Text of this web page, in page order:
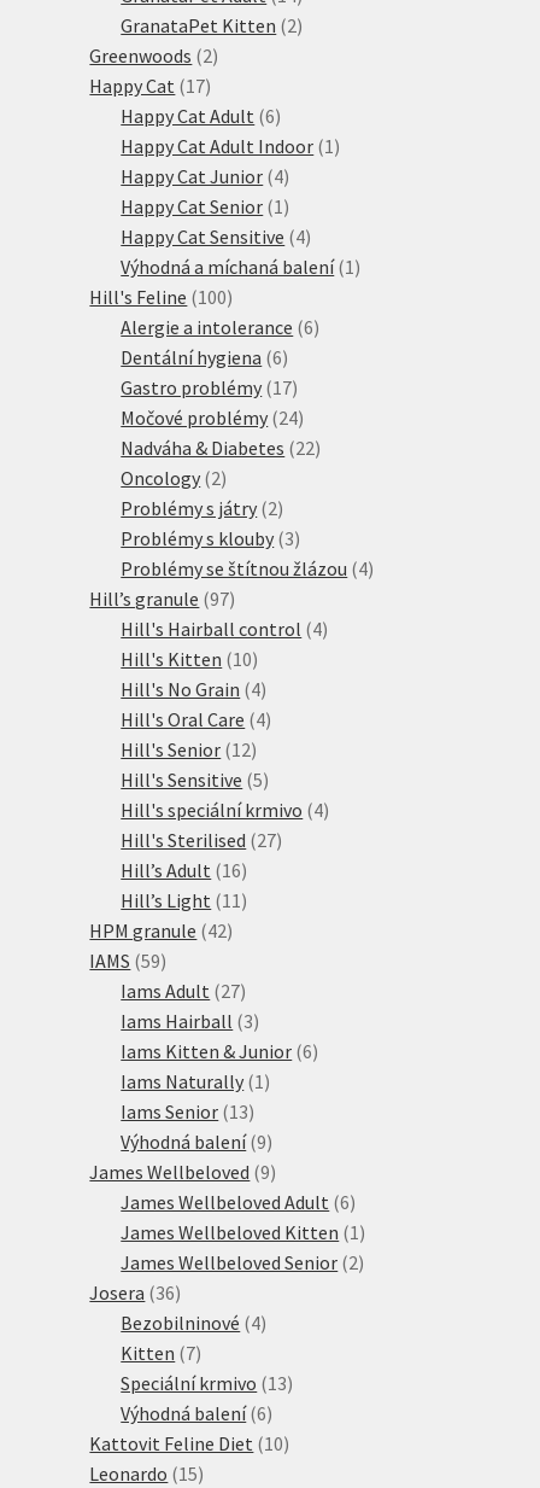
produktů
GranataPet Kitten 22
Greenwoods 22
Happy Cat 1717
produktů
Happy Cat Adult 66
produktů
Happy Cat Adult Indoor 1 1
Happy Cat Junior 44
produkty
Happy Cat Senior 1 1
produkt
Happy Cat Sensitive 44
produkty
Výhodná a míchaná balení 1 1
Hill's Feline 100100
produktů
Alergie a intolerance 66
Dentální hygiena 66
produktů
Gastro problémy 1717
produktů
Močové problémy 2424
produktů
Nadváha & Diabetes 2222
Oncology 22
produkty
Problémy s játry 22
produkty
Problémy s klouby 33
produkty
Problémy se štítnou žlázou 44
Hill’s granule 9797
produktů
Hill's Hairball control 44
Hill's Kitten 1010
produktů
Hill's No Grain 44
produkty
Hill's Oral Care 44
Hill's Senior 1212
produktů
Hill's Sensitive 55
produktů
Hill's speciální krmivo 44
Hill's Sterilised 2727
Hill’s Adult 1616
produktů
Hill’s Light 11 11
HPM granule 4242
IAMS 5959
produktů
Iams Adult 2727
produktů
Iams Hairball 33
produkty
Iams Kitten & Junior 66
Iams Naturally 1 1
Iams Senior 1313
produktů
Výhodná balení 99
produktů
James Wellbeloved 99
produktů
James Wellbeloved Adult 66
produktů
James Wellbeloved Kitten 1 1
produkt
James Wellbeloved Senior 22
Josera 3636
produktů
Bezobilninové 44
Kitten 77
produktů
Speciální krmivo 1313
Výhodná balení 66
produktů
Kattovit Feline Diet 1010
Leonardo 1515